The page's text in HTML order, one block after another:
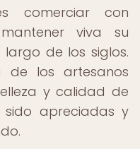
comerciar con
viva su
de los siglos.
de los artesanos
y calidad de
sido apreciadas y